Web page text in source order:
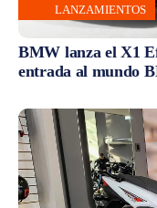
LANZAMIENTOS
BMW lanza el X1
entrada al mundo